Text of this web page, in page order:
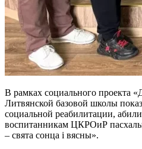
В рамках социального проекта
Литвянской базовой школы
социальной реабилитации,
воспитанникам ЦКРОиР
– свята сонца і вясны».